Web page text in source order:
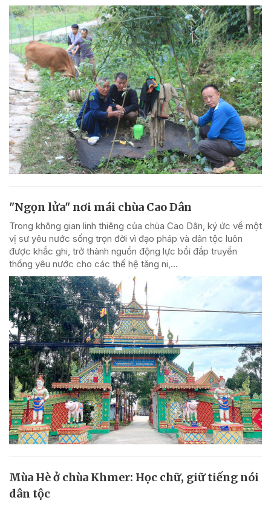
"Ngọn lửa" nơi mái chùa Cao Dân
Trong không gian linh thiêng của chùa Cao Dân, ký ức về một
vị sư yêu nước sống trọn đời vì đạo pháp và dân tộc luôn
được khắc ghi, trở thành nguồn động lực bồi đắp truyền
thống yêu nước cho các thế hệ tăng ni,...
Mùa Hè ở chùa Khmer: Học chữ, giữ tiếng nói
dân tộc